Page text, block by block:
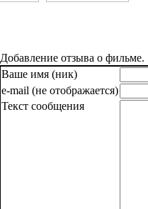
Добавление отзыва о фильме.
Ваше имя (ник)
e-mail (не отображается)
Текст сообщения